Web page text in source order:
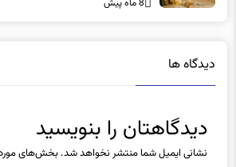
نشانی ایمیل شما منتشر نخواهد شد.بخش‌های
شده‌اند*